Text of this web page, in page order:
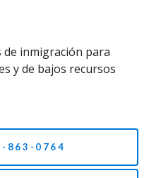
de inmigración para
y de bajos recursos
863-0764